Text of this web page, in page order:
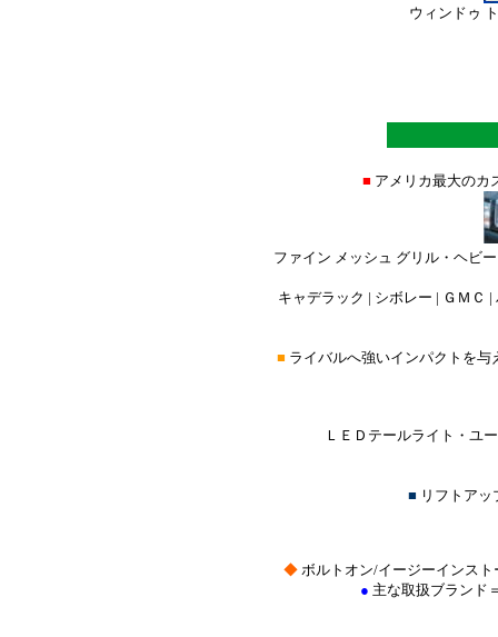
ウィンドゥ
■ アメリカ最大の
ファイン メッシュ グリル・ヘビ
キャデラック | シボレー | ＧＭＣ
■ ライバルへ強いインパクトを
ＬＥＤテールライト・ユ
■ リフトア
◆ ボルトオン/イージーインスト
● 主な取扱ブランド